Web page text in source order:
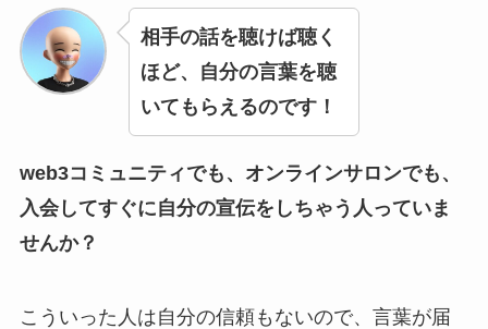
相手の話を聴けば聴く
ほど、自分の言葉を聴
いてもらえるのです！
web3コミュニティでも、オンラインサロンでも、
入会してすぐに自分の宣伝をしちゃう人っていま
せんか？
こういった人は自分の信頼もないので、言葉が届